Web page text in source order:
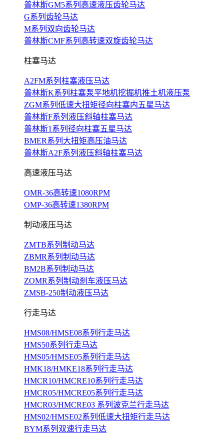
普林斯GM5系列高速液压齿轮马达
G系列齿轮马达
M系列双向齿轮马达
普林斯CMF系列高转速双旋齿轮马达
柱塞马达
A2FM系列柱塞液压马达
普林斯K系列柱塞泵平地机挖掘机推土机液压泵
ZGM系列低速大扭矩径向柱塞内五星马达
普林斯F系列液压斜轴柱塞马达
普林斯1系列径向柱塞五星马达
BMER系列大扭矩高压油马达
普林斯A2F系列液压斜轴柱塞马达
高速液压马达
OMR-36高转速1080RPM
OMP-36高转速1380RPM
制动液压马达
ZMTB系列制动马达
ZBMR系列制动马达
BM2B系列制动马达
ZOMR系列制动刹车液压马达
ZMSB-250制动液压马达
行走马达
HMS08/HMSE08系列行走马达
HMS50系列行走马达
HMS05/HMSE05系列行走马达
HMK18/HMKE18系列行走马达
HMCR10/HMCRE10系列行走马达
HMCR05/HMCRE05系列行走马达
HMCR03/HMCRE03 系列波克兰行走马达
HMS02/HMSE02系列低速大扭矩行走马达
BYM系列双速行走马达